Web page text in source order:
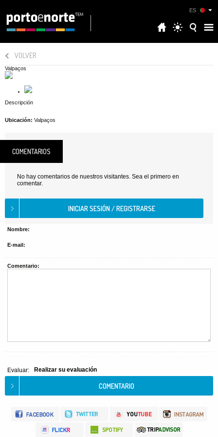
ES
VOLVER
Valpaços
Descripción
Ubicación: Valpaços
COMENTARIOS
No hay comentarios de nuestros visitantes. Sea el primero en
comentar.
Nombre:
E-mail:
Comentario:
Evaluar: Realizar su evaluación